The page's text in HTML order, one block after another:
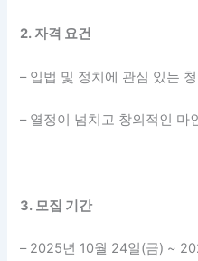
2. 자격 요건
– 입법 및 정치에 관심 있는
– 열정이 넘치고 창의적인 마
3. 모집 기간
– 2025년 10월 24일(금) ~